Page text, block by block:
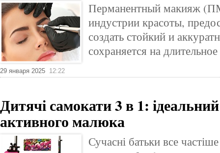
Перманентный макияж
индустрии красоты,
создать стойкий и
сохраняется на
29 января 2025 12:22
Дитячі самокати 3 в 1:
активного малюка
Сучасні батьки все